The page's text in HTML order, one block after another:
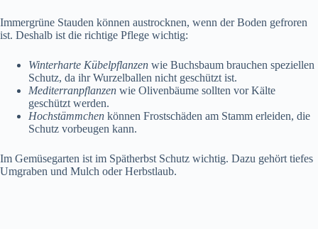
Immergrüne Stauden können austrocknen, wenn der Boden gefroren
ist. Deshalb ist die richtige Pflege wichtig:
Winterharte Kübelpflanzen wie Buchsbaum brauchen speziellen
Schutz, da ihr Wurzelballen nicht geschützt ist.
Mediterranpflanzen wie Olivenbäume sollten vor Kälte
geschützt werden.
Hochstämmchen können Frostschäden am Stamm erleiden, die
Schutz vorbeugen kann.
Im Gemüsegarten ist im Spätherbst Schutz wichtig. Dazu gehört tiefes
Umgraben und Mulch oder Herbstlaub.